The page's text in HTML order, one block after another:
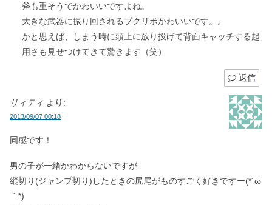
斧も重そうでかわいいですよね。
大きな武器に振り回されるプクリポかわいいです。。
かと思えば、しまう時に頭上に放り投げて背面キャッチする起
用さも見せつけてきて驚きます（笑）
返信
リィティ より:
2013/09/07 00:18
同感です！
男の子が一緒かわからないですが
縦切り(ジャンプ切り)したときの尻尾がものすごく好きですー(*´ω
｀*)